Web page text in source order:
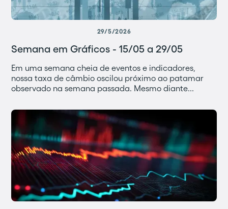
29/5/2026
Semana em Gráficos - 15/05 a 29/05
Em uma semana cheia de eventos e indicadores,
nossa taxa de câmbio oscilou próximo ao patamar
observado na semana passada. Mesmo diante...